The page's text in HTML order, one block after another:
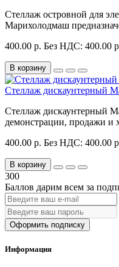
Стеллаж островной для
Марихолодмаш
400.00 р. Без НДС: 400.00
В корзину
Стеллаж дискаунтерный
Стеллаж дискаунтерный
демонстрации, продажи и
400.00 р. Без НДС: 400.00
В корзину
300
Баллов дарим всем за
Оформить подписку
Информация